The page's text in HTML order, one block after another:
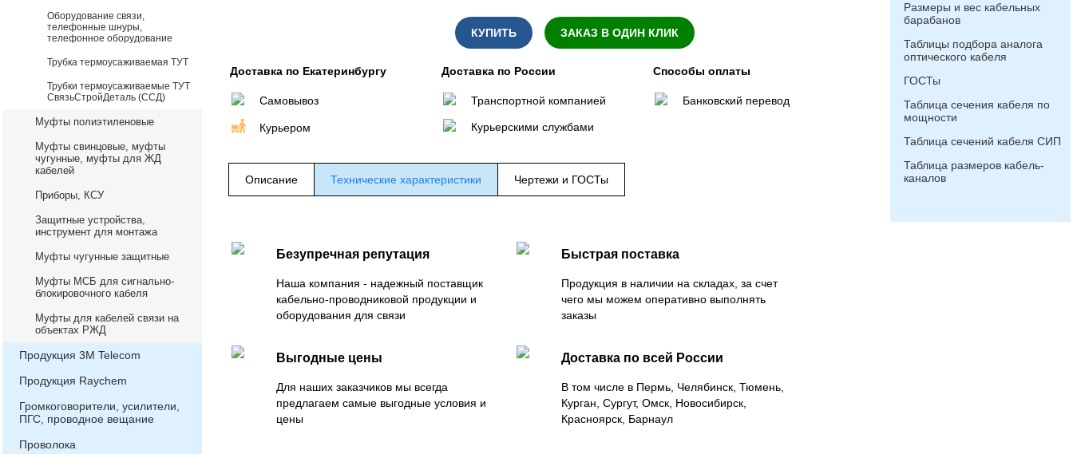
Оборудование связи,
телефонные шнуры,
телефонное оборудование
Трубка термоусаживаемая ТУТ
Трубки термоусаживаемые ТУТ
СвязьСтройДеталь (ССД)
Муфты полиэтиленовые
Муфты свинцовые, муфты
чугунные, муфты для ЖД
кабелей
Приборы, КСУ
Защитные устройства,
инструмент для монтажа
Муфты чугунные защитные
Муфты МСБ для сигнально-
блокировочного кабеля
Муфты для кабелей связи на
объектах РЖД
Продукция 3М Telecom
Продукция Raychem
Громкоговорители, усилители,
ПГС, проводное вещание
Проволока
КУПИТЬ ЗАКАЗ В ОДИН КЛИК
Доставка по Екатеринбургу
Самовывоз
Курьером
Доставка по России
Транспортной компанией
Курьерскими службами
Способы оплаты
Банковский перевод
Описание Технические характеристики Чертежи и ГОСТы
Безупречная репутация
Наша компания - надежный поставщик
кабельно-проводниковой продукции и
оборудования для связи
Быстрая поставка
Продукция в наличии на складах, за счет
чего мы можем оперативно выполнять
заказы
Выгодные цены
Для наших заказчиков мы всегда
предлагаем самые выгодные условия и
цены
Доставка по всей России
В том числе в Пермь, Челябинск, Тюмень,
Курган, Сургут, Омск, Новосибирск,
Красноярск, Барнаул
Размеры и вес кабельных
барабанов
Таблицы подбора аналога
оптического кабеля
ГОСТы
Таблица сечения кабеля по
мощности
Таблица сечений кабеля СИП
Таблица размеров кабель-
каналов